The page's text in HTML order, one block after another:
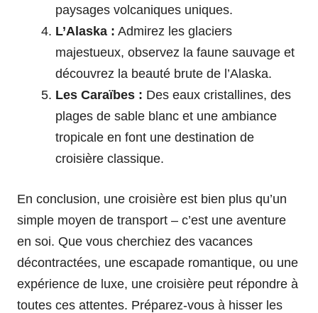
paysages volcaniques uniques.
L’Alaska : Admirez les glaciers
majestueux, observez la faune sauvage et
découvrez la beauté brute de l’Alaska.
Les Caraïbes : Des eaux cristallines, des
plages de sable blanc et une ambiance
tropicale en font une destination de
croisière classique.
En conclusion, une croisière est bien plus qu’un
simple moyen de transport – c’est une aventure
en soi. Que vous cherchiez des vacances
décontractées, une escapade romantique, ou une
expérience de luxe, une croisière peut répondre à
toutes ces attentes. Préparez-vous à hisser les